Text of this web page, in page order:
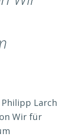
Larch
Wir für